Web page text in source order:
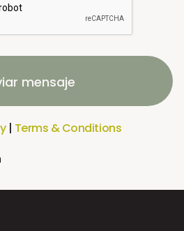
mensaje
| Terms & Conditions